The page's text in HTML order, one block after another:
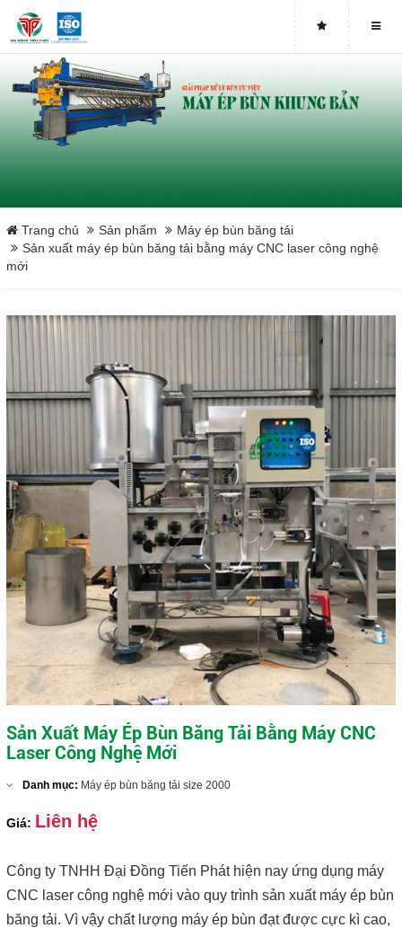
Close
Trang chủ Sản phẩm
Máy ép bùn băng tải
Sản xuất máy ép bùn băng tải bằng máy CNC laser công nghệ
mới
Sản Xuất Máy Ép Bùn Băng Tải Bằng Máy CNC
Laser Công Nghệ Mới
Danh mục: Máy ép bùn băng tải size 2000
Giá: Liên hệ
Công ty TNHH Đại Đồng Tiến Phát hiện nay ứng dụng máy
CNC laser công nghệ mới vào quy trình sản xuất máy ép bùn
băng tải. Vì vậy chất lượng máy ép bùn đạt được cực kì cao,